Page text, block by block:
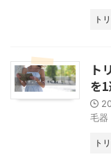
ト
ト
を
毛器
ト